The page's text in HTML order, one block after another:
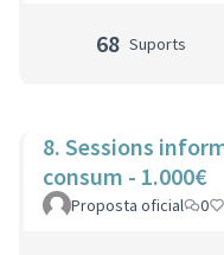
68 Suports
8. Sessions
consum - 1.000€
Proposta oficial 0